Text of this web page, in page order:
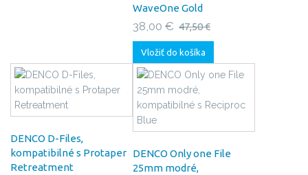
WaveOne Gold
38,00 € 47,50 €
Vložiť do košíka
DENCO D-Files,
kompatibilné s Protaper
Retreatment
DENCO Only one File
25mm modré,